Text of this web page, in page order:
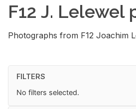
F12 J.
Photographs from F12 Joachim
FILTERS
No filters selected.